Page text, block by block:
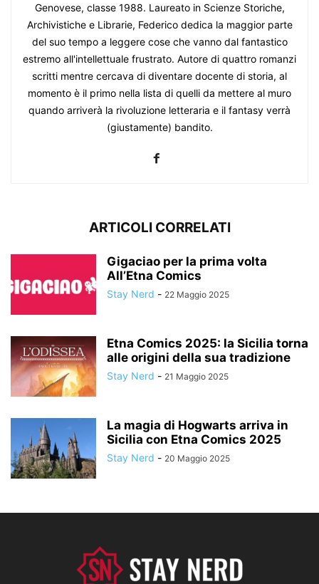
Genovese, classe 1988. Laureato in Scienze Storiche,
Archivistiche e Librarie, Federico dedica la maggior parte
del suo tempo a leggere cose che vanno dal fantastico
estremo all'intellettuale frustrato. Autore di quattro romanzi
scritti mentre cercava di diventare docente di storia, al
momento è il primo nella lista di quelli da mettere al muro
quando arriverà la rivoluzione letteraria e il fantasy verrà
(giustamente) bandito.
ARTICOLI CORRELATI
Gigaciao per la prima volta
All’Etna Comics
Stay Nerd - 22 Maggio 2025
Etna Comics 2025: la Sicilia torna
alle origini della sua tradizione
Stay Nerd - 21 Maggio 2025
La magia di Hogwarts arriva in
Sicilia con Etna Comics 2025
Stay Nerd - 20 Maggio 2025